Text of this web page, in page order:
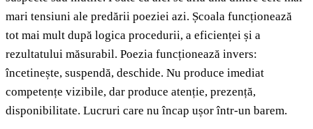
mari tensiuni ale predării poeziei azi. Școala funcționează
tot mai mult după logica procedurii, a eficienței și a
rezultatului măsurabil. Poezia funcționează invers:
încetinește, suspendă, deschide. Nu produce imediat
competențe vizibile, dar produce atenție, prezență,
disponibilitate. Lucruri care nu încap ușor într-un barem.